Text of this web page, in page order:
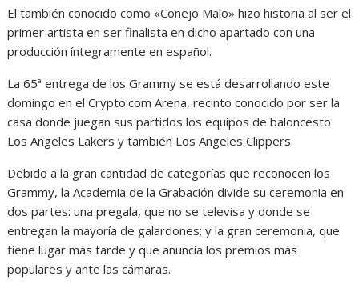
El también conocido como «Conejo Malo» hizo historia al ser el
primer artista en ser finalista en dicho apartado con una
producción íntegramente en español.
La 65ª entrega de los Grammy se está desarrollando este
domingo en el Crypto.com Arena, recinto conocido por ser la
casa donde juegan sus partidos los equipos de baloncesto
Los Angeles Lakers y también Los Angeles Clippers.
Debido a la gran cantidad de categorías que reconocen los
Grammy, la Academia de la Grabación divide su ceremonia en
dos partes: una pregala, que no se televisa y donde se
entregan la mayoría de galardones; y la gran ceremonia, que
tiene lugar más tarde y que anuncia los premios más
populares y ante las cámaras.